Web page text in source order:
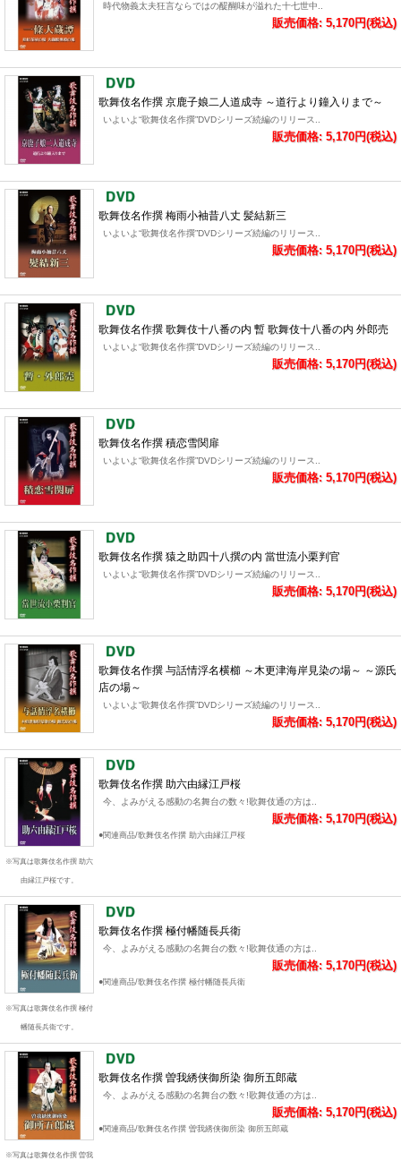
時代物義太夫狂言ならではの醍醐味が溢れた十七世中..
販売価格: 5,170円(税込)
歌舞伎名作撰 京鹿子娘二人道成寺 ～道行より鐘入りまで～
いよいよ“歌舞伎名作撰”DVDシリーズ続編のリリース..
販売価格: 5,170円(税込)
歌舞伎名作撰 梅雨小袖昔八丈 髪結新三
いよいよ“歌舞伎名作撰”DVDシリーズ続編のリリース..
販売価格: 5,170円(税込)
歌舞伎名作撰 歌舞伎十八番の内 暫 歌舞伎十八番の内 外郎売
いよいよ“歌舞伎名作撰”DVDシリーズ続編のリリース..
販売価格: 5,170円(税込)
歌舞伎名作撰 積恋雪関扉
いよいよ“歌舞伎名作撰”DVDシリーズ続編のリリース..
販売価格: 5,170円(税込)
歌舞伎名作撰 猿之助四十八撰の内 當世流小栗判官
いよいよ“歌舞伎名作撰”DVDシリーズ続編のリリース..
販売価格: 5,170円(税込)
歌舞伎名作撰 与話情浮名横櫛 ～木更津海岸見染の場～ ～源氏
店の場～
いよいよ“歌舞伎名作撰”DVDシリーズ続編のリリース..
販売価格: 5,170円(税込)
※写真は歌舞伎名作撰 助六
由縁江戸桜です。
歌舞伎名作撰 助六由縁江戸桜
今、よみがえる感動の名舞台の数々!歌舞伎通の方は..
販売価格: 5,170円(税込)
●関連商品/歌舞伎名作撰 助六由縁江戸桜
※写真は歌舞伎名作撰 極付
幡随長兵衛です。
歌舞伎名作撰 極付幡随長兵衛
今、よみがえる感動の名舞台の数々!歌舞伎通の方は..
販売価格: 5,170円(税込)
●関連商品/歌舞伎名作撰 極付幡随長兵衛
※写真は歌舞伎名作撰 曽我
歌舞伎名作撰 曽我綉侠御所染 御所五郎蔵
今、よみがえる感動の名舞台の数々!歌舞伎通の方は..
販売価格: 5,170円(税込)
●関連商品/歌舞伎名作撰 曽我綉侠御所染 御所五郎蔵